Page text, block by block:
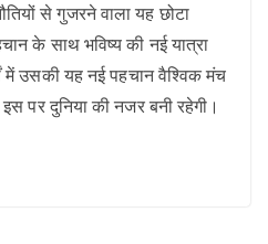
से गुजरने वाला यह छोटा
के साथ भविष्य की नई यात्रा
उसकी यह नई पहचान वैश्विक मंच
पर दुनिया की नजर बनी रहेगी।